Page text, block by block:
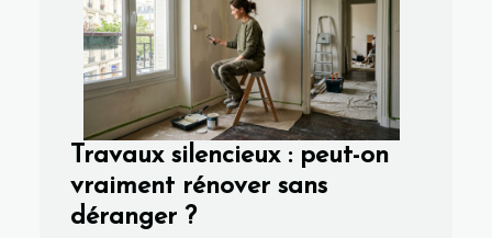
Travaux silencieux : peut-on
vraiment rénover sans
déranger ?